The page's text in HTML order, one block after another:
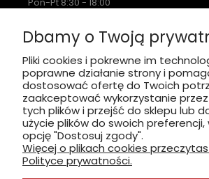
Płatność: gotówka, karta, BLIK
INFORMACJE
Dbamy o Twoją
Pliki cookies i pokrewne im
poprawne działanie strony i
dostosować ofertę do Twoich
zaakceptować wykorzystanie
tych plików i przejść do sklepu lub
użycie plików do swoich
opcję "Dostosuj zgody".
Więcej o plikach cookies
Polityce prywatności.